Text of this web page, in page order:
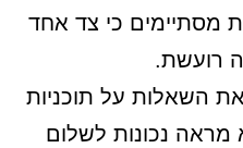
מסתיימים כי צד אחד
רועשת.
השאלות על תוכניות
מראה נכונות לשלום